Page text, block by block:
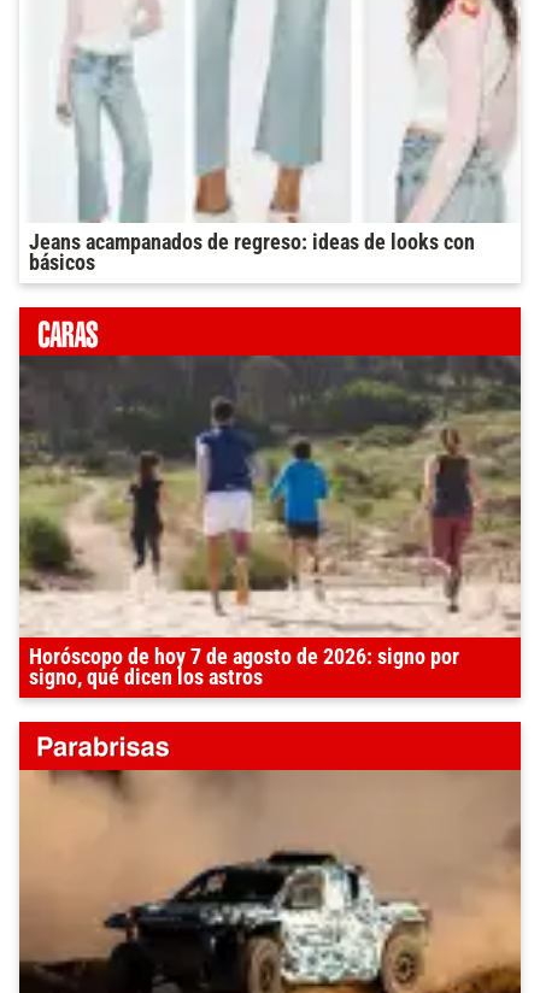
Jeans acampanados de regreso: ideas de looks con
básicos
Horóscopo de hoy 7 de agosto de 2026: signo por
signo, qué dicen los astros